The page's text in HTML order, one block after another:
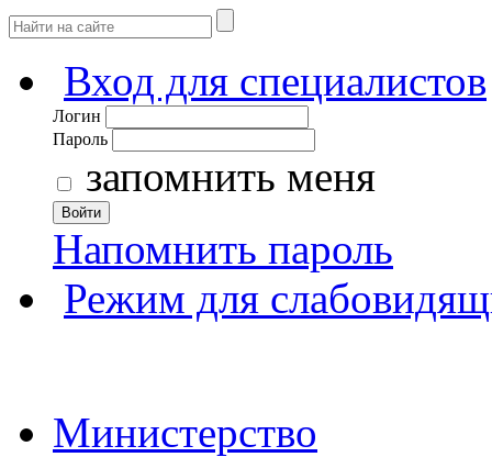
Вход для специалистов
Логин
Пароль
запомнить меня
Войти
Напомнить пароль
Режим для
Министерство